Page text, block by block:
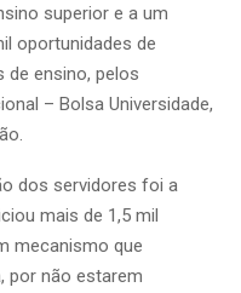
superior e a um
oportunidades de
de ensino, pelos
– Bolsa Universidade,
dos servidores foi a
mais de 1,5 mil
mecanismo que
por não estarem